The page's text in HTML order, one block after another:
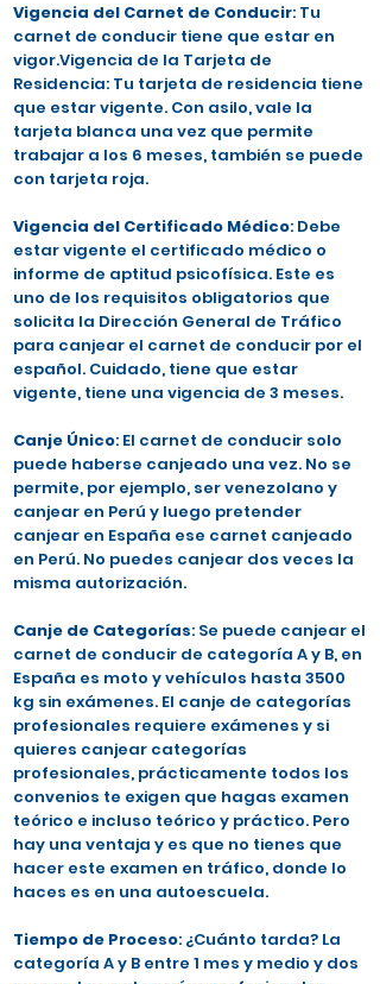
Vigencia del Carnet de Conducir: Tu
carnet de conducir tiene que estar en
vigor.Vigencia de la Tarjeta de
Residencia: Tu tarjeta de residencia tiene
que estar vigente. Con asilo, vale la
tarjeta blanca una vez que permite
trabajar a los 6 meses, también se puede
con tarjeta roja.
Vigencia del Certificado Médico: Debe
estar vigente el certificado médico o
informe de aptitud psicofísica. Este es
uno de los requisitos obligatorios que
solicita la Dirección General de Tráfico
para canjear el carnet de conducir por el
español. Cuidado, tiene que estar
vigente, tiene una vigencia de 3 meses.
Canje Único: El carnet de conducir solo
puede haberse canjeado una vez. No se
permite, por ejemplo, ser venezolano y
canjear en Perú y luego pretender
canjear en España ese carnet canjeado
en Perú. No puedes canjear dos veces la
misma autorización.
Canje de Categorías: Se puede canjear el
carnet de conducir de categoría A y B, en
España es moto y vehículos hasta 3500
kg sin exámenes. El canje de categorías
profesionales requiere exámenes y si
quieres canjear categorías
profesionales, prácticamente todos los
convenios te exigen que hagas examen
teórico e incluso teórico y práctico. Pero
hay una ventaja y es que no tienes que
hacer este examen en tráfico, donde lo
haces es en una autoescuela.
Tiempo de Proceso: ¿Cuánto tarda? La
categoría A y B entre 1 mes y medio y dos